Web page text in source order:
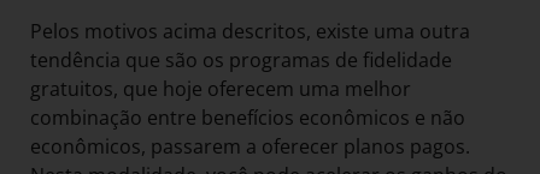
Pelos motivos acima descritos, existe uma outra
tendência que são os programas de fidelidade
gratuitos, que hoje oferecem uma melhor
combinação entre benefícios econômicos e não
econômicos, passarem a oferecer planos pagos.